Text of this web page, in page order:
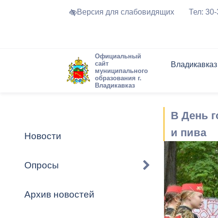
Версия для слабовидящих Тел:
Официальный
сайт
муниципального
образования г.
Владикавказ
Владикавказ
Устав
Города-
городского
Торги и
Программа
Формы
Обратная
Комиссии
График
Новостная
Актуально
Новости
Опросы
Архив новостей
В День
и пива